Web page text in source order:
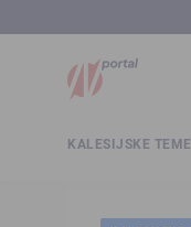
KALESIJSKE TEME